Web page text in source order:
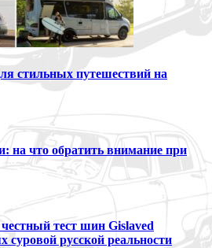
стильных путешествий на
на что обратить внимание при
тест шин Gislaved
суровой русской реальности